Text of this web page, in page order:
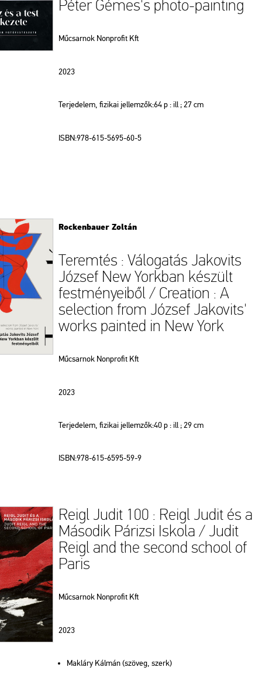
Péter Gémes's photo-painting
Műcsarnok Nonprofit Kft
2023
Terjedelem, fizikai jellemzők:64 p : ill ; 27 cm
ISBN:978-615-5695-60-5
Rockenbauer Zoltán
Teremtés : Válogatás Jakovits
József New Yorkban készült
festményeiből / Creation : A
selection from József Jakovits'
works painted in New York
Műcsarnok Nonprofit Kft
2023
Terjedelem, fizikai jellemzők:40 p : ill ; 29 cm
ISBN:978-615-6595-59-9
Reigl Judit 100 : Reigl Judit és a
Második Párizsi Iskola / Judit
Reigl and the second school of
Paris
Műcsarnok Nonprofit Kft
2023
Makláry Kálmán (szöveg, szerk)